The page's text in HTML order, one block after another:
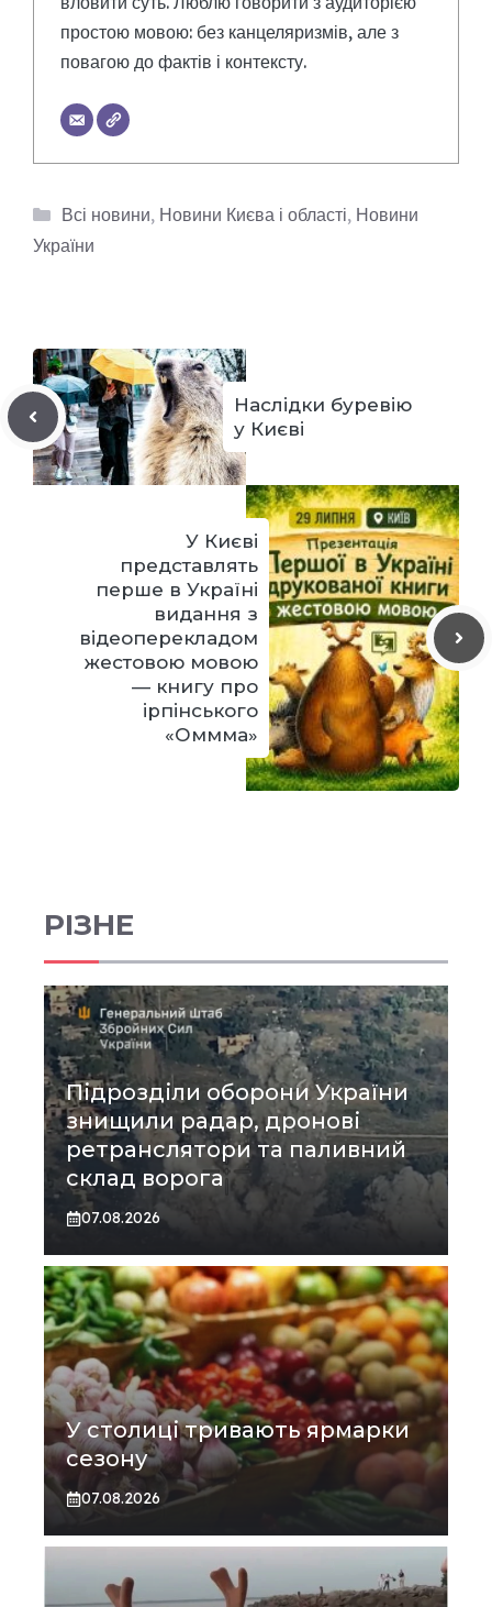
простою мовою: без канцеляризмів, але з
повагою до фактів і контексту.
Категорії
Всі новини, Новини Києва і області, Новини
України
Наслідки буревію
у Києві
У Києві
представлять
перше в Україні
видання з
відеоперекладом
жестовою мовою
— книгу про
ірпінського
«Оммма»
РІЗНЕ
Підрозділи оборони України
знищили радар, дронові
ретранслятори та паливний
склад ворога
07.08.2026
У столиці тривають ярмарки
сезону
07.08.2026